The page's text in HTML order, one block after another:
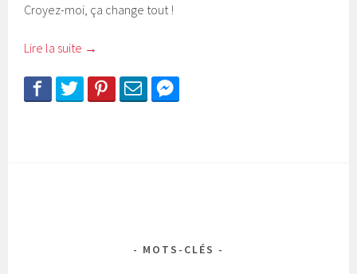
Croyez-moi, ça change tout !
Lire la suite →
MOTS-CLÉS